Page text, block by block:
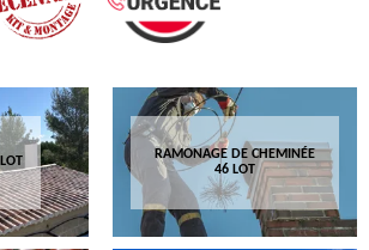
RAMONAGE DE CHEMINÉE
46 LOT